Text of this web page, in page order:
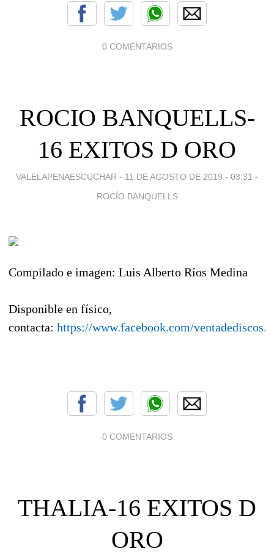
0 COMENTARIOS
ROCIO BANQUELLS-
16 EXITOS D ORO
VALELAPENAESCUCHAR - 11 DE AGOSTO DE 2019 - 03:31 -
ROCÍO BANQUELLS
Compilado e imagen: Luis Alberto Ríos Medina
Disponible en físico,
contacta: https://www.facebook.com/
0 COMENTARIOS
THALIA-16 EXITOS D
ORO